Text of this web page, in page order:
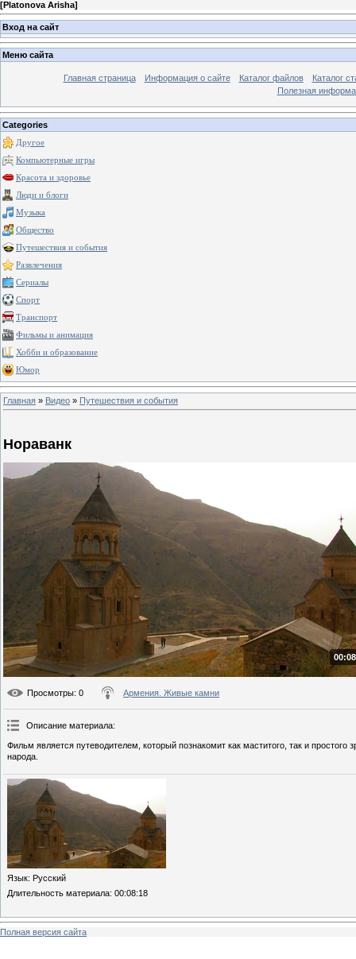
[Platonova Arisha]
Вход на сайт
Меню сайта
Главная страница Информация о сайте Каталог файлов
Каталог
Полезная
Categories
Другое
Компьютерные игры
Красота и здоровье
Люди и блоги
Музыка
Общество
Путешествия и события
Развлечения
Сериалы
Спорт
Транспорт
Фильмы и анимация
Хобби и образование
Юмор
Главная » Видео » Путешествия и события
Нораванк
Просмотры: 0 Армения. Живые камни
Описание материала:
Фильм является путеводителем, который познакомит как маститого, так и
народа.
Язык: Русский
Длительность материала: 00:08:18
Полная версия сайта